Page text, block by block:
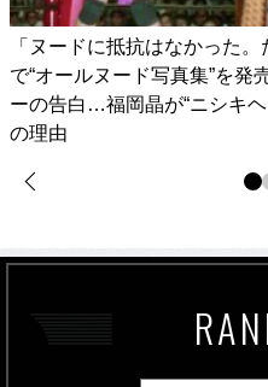
「ヌードに抵抗はなかった
で“オールヌード写真集”を発
ーの告白…福岡晶が“ニシキ
の理由